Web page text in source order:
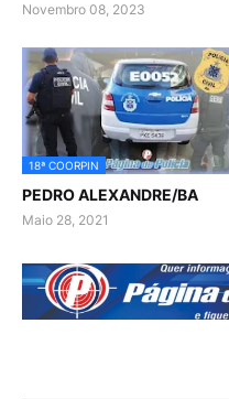
Novembro 08, 2023
18ª COORPIN
PEDRO ALEXANDRE/BA
Maio 28, 2021